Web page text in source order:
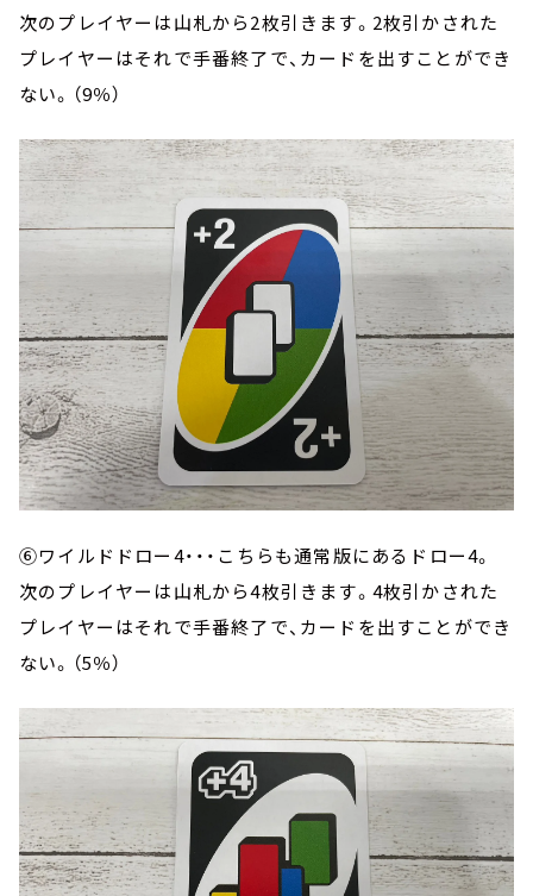
次のプレイヤーは山札から2枚引きます。2枚引かされた
プレイヤーはそれで手番終了で、カードを出すことができ
ない。（9％）
⑥ワイルドドロー4・・・こちらも通常版にあるドロー4。
次のプレイヤーは山札から4枚引きます。4枚引かされた
プレイヤーはそれで手番終了で、カードを出すことができ
ない。（5％）